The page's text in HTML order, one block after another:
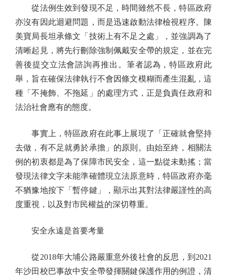
從法例生效到發現不足，時間雖然不長，特區政府
亦沒有因此迴避問題，而是迅速啟動法律檢視程序。陳
美寶局長坦承條文「技術上有不足之處」，並強調為了
清晰起見，將先行刪除強制佩戴安全帶的規定，並在完
善後提交立法會諮詢再推出。筆者認為，特區政府此
舉，旨在確保法律執行不會因條文模糊而產生混亂，這
種「不掩飾、不拖延」的處理方式，正是負責任政府和
法治社會應有的態度。
事實上，特區政府在此事上展現了「正確就會堅持
去做，有不足就勇於承擔」的原則。由始至終，相關法
例的初衷都是為了保障市民安全，這一點從未動搖；當
發現法律文字未能準確體現立法原意時，特區政府亦毫
不猶豫地按下「暫停鍵」，顯示出其對法律嚴謹性的高
度重視，以及對市民權益的深切尊重。
安全永遠是首要考量
從2018年大埔公路嚴重意外後社會的反思，到2021
年沙田校巴事故中安全帶發揮關鍵保護作用的例證，清